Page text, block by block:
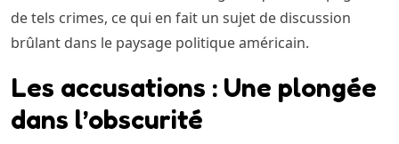
de tels crimes, ce qui en fait un sujet de discussion
brûlant dans le paysage politique américain.
Les accusations : Une plongée
dans l’obscurité